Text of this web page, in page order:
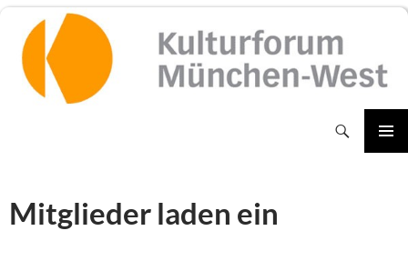
Inhalt
springen
Mitglieder laden ein